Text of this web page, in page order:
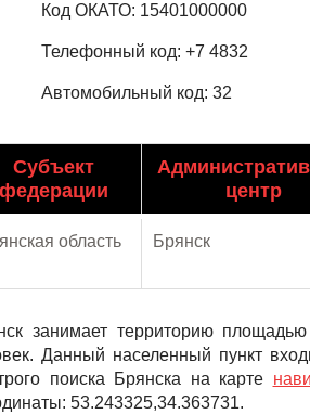
Код ОКАТО: 15401000000
Телефонный код: +7 4832
Автомобильный код: 32
Субъект
федерации
центр
область Брянск
занимает территорию
Данный населенный пункт
поиска Брянска на карте
53.243325,34.363731.